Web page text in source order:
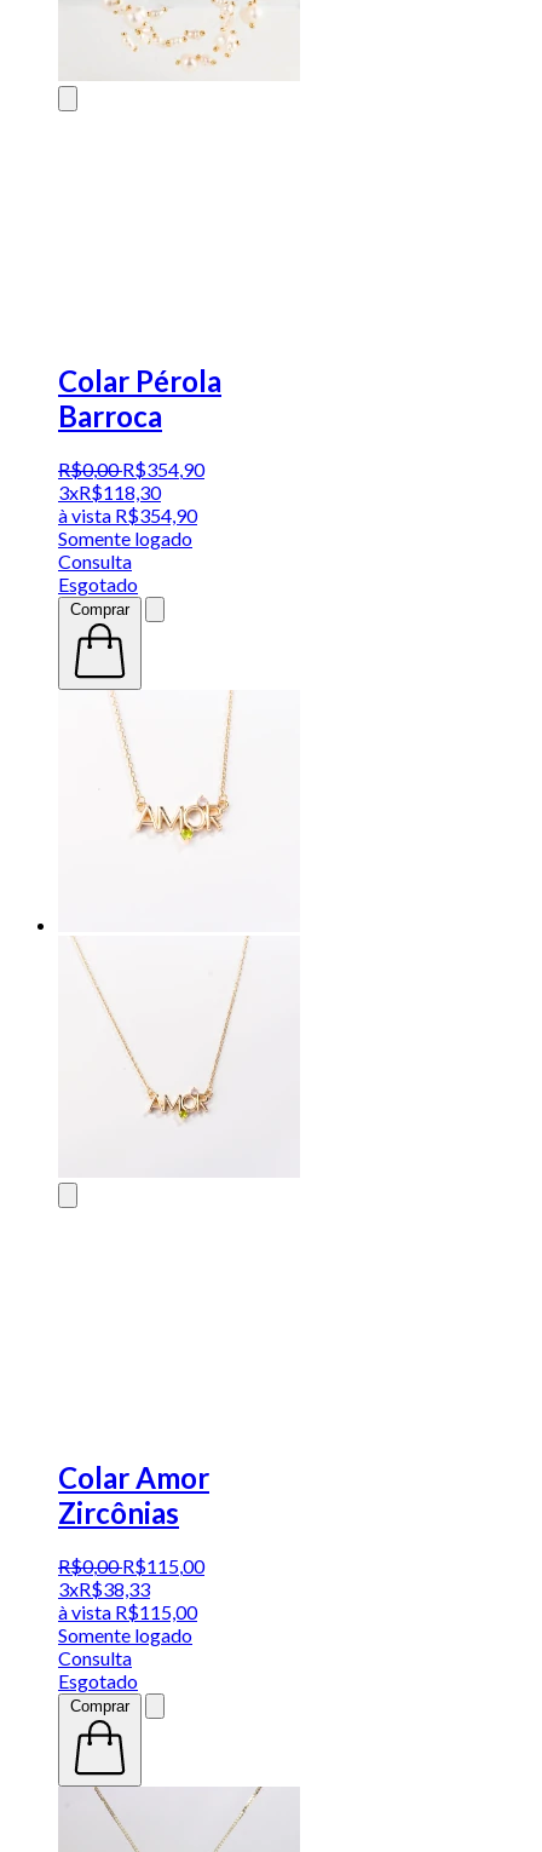
Colar Pérola
Barroca
R$0,00 R$354,90
3xR$118,30
à vista R$354,90
Somente logado
Consulta
Esgotado
Comprar
Colar Amor
Zircônias
R$0,00 R$115,00
3xR$38,33
à vista R$115,00
Somente logado
Consulta
Esgotado
Comprar